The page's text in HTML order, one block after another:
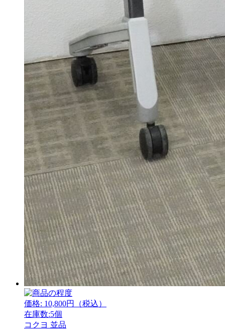
価格: 10,800円（税込）
在庫数:5個
コクヨ 並品